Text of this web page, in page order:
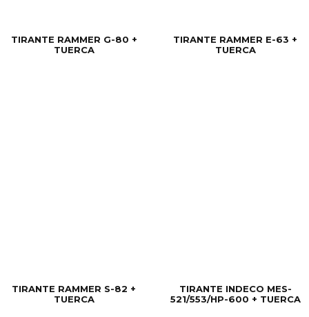
TIRANTE RAMMER G-80 +
TUERCA
TIRANTE RAMMER E-63 +
TUERCA
TIRANTE RAMMER S-82 +
TUERCA
TIRANTE INDECO MES-
521/553/HP-600 + TUERCA